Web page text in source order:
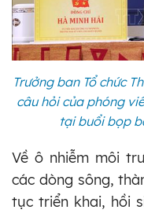
Trưởng ban Tổ chức
câu hỏi của phóng
tại buổi bọp
Về ô nhiễm môi
các dòng sông,
tục triển khai, hồi